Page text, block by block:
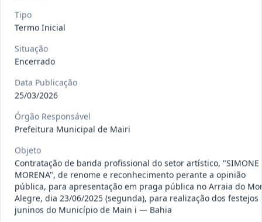
012-
2023
Termo
Inicial
para apresentação musi
Situação: Encerrado
011-
2023
Termo
Inicial
Contratação de empresa especializada
Situação: Encerrado Data 04/08/2026 Ver detalhes
Tipo
Termo Inicial
Situação
Encerrado
Data Publicação
25/03/2026
Órgão Responsável
Prefeitura Municipal de Mairi
Objeto
Contratação de banda profissional do setor artístico, "SIMONE
MORENA", de renome e reconhecimento perante a opinião
pública, para apresentação em praga pública no Arraia do
Alegre, dia 23/06/2025 (segunda), para realização dos festejos
juninos do Município de Main i — Bahia